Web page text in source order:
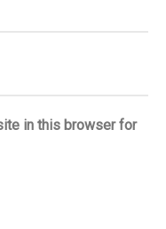
in this browser for